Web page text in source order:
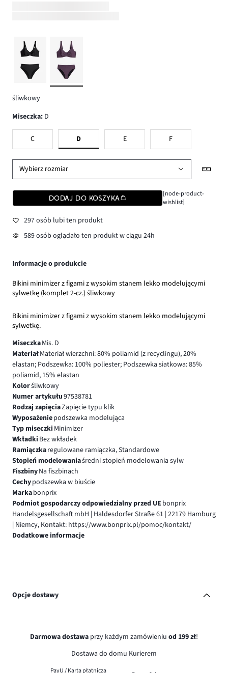
śliwkowy
Miseczka: D
C D E F
Wybierz rozmiar
DODAJ DO KOSZYKA
[node-product-
wishlist]
297 osób lubi ten produkt
589 osób oglądało ten produkt w ciągu 24h
Informacje o produkcie
Bikini minimizer z figami z wysokim stanem lekko modelującymi
sylwetkę (komplet 2-cz.) śliwkowy
Bikini minimizer z figami z wysokim stanem lekko modelującymi
sylwetkę.
MiseczkaMis. D
MateriałMateriał wierzchni: 80% poliamid (z recyclingu), 20%
elastan; Podszewka: 100% poliester; Podszewka siatkowa: 85%
poliamid, 15% elastan
Kolorśliwkowy
Numer artykułu97538781
Rodzaj zapięciaZapięcie typu klik
Wyposażeniepodszewka modelująca
Typ miseczki Minimizer
Wkładki Bez wkładek
Ramiączkaregulowane ramiączka, Standardowe
Stopień modelowaniaśredni stopień modelowania sylw
FiszbinyNa fiszbinach
Cechypodszewka w biuście
Markabonprix
Podmiot gospodarczy odpowiedzialny przed UE bonprix
Handelsgesellschaft mbH | Haldesdorfer Straße 61 | 22179 Hamburg
| Niemcy, Kontakt: https://www.bonprix.pl/pomoc/kontakt/
Dodatkowe informacje
Opcje dostawy
Darmowa dostawa przy każdym zamówieniu od 199 zł!
Dostawa do domu Kurierem
PayU / Karta płatnicza